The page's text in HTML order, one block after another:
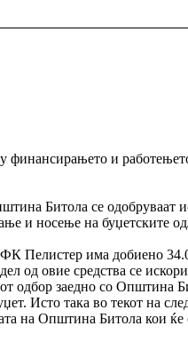
финансирањето и
Битола се одобруваат
и носење на буџетските
Пелистер има добиено
од овие средства се
одбор заедно со
Исто така во текот на
на Општина Битола кои